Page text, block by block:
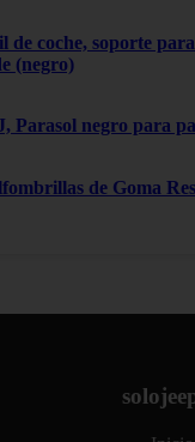
coche, soporte
(negro)
Parasol negro para
de Goma